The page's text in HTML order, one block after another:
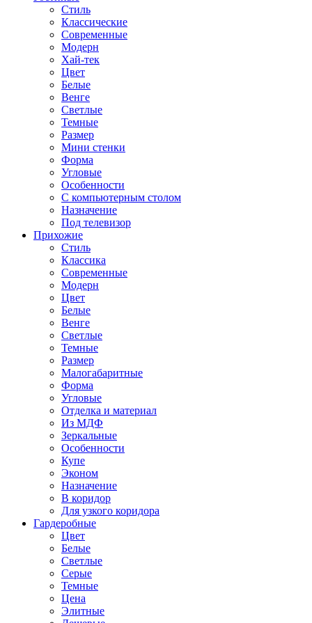
Стиль
Классические
Современные
Модерн
Хай-тек
Цвет
Белые
Венге
Светлые
Темные
Размер
Мини стенки
Форма
Угловые
Особенности
С компьютерным столом
Назначение
Под телевизор
Прихожие
Стиль
Классика
Современные
Модерн
Цвет
Белые
Венге
Светлые
Темные
Размер
Малогабаритные
Форма
Угловые
Отделка и материал
Из МДФ
Зеркальные
Особенности
Купе
Эконом
Назначение
В коридор
Для узкого коридора
Гардеробные
Цвет
Белые
Светлые
Серые
Темные
Цена
Элитные